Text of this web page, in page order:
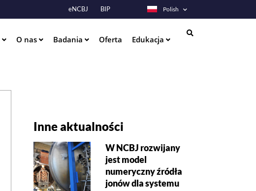
eNCBJ BIP Polish
O nas Badania Oferta Edukacja
Inne aktualności
W NCBJ rozwijany
jest model
numeryczny źródła
jonów dla systemu